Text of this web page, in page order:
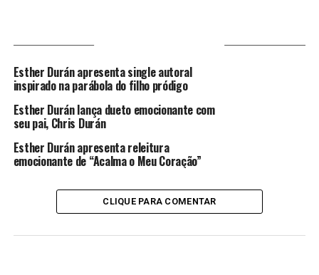
Esther Durán apresenta single autoral
inspirado na parábola do filho pródigo
Esther Durán lança dueto emocionante com
seu pai, Chris Durán
Esther Durán apresenta releitura
emocionante de “Acalma o Meu Coração”
CLIQUE PARA COMENTAR